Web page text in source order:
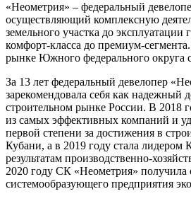
«Неометрия» – федеральный
осуществляющий комплексную
земельного участка до эксплуатации
комфорт-класса до премиум-
рынке Южного федерального округа
За 13 лет федеральный девелопер
зарекомендовала себя как надежный
строительном рынке России. В 2018
из самых эффективных компаний и
первой степени за достижения в
Кубани, а в 2019 году стала лидером
результатам производственно-
2020 году СК «Неометрия» получила
системообразующего предприятия